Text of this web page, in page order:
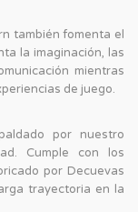
también fomenta el
la imaginación, las
mientras
de juego.
por nuestro
Cumple con los
por Decuevas
trayectoria en la